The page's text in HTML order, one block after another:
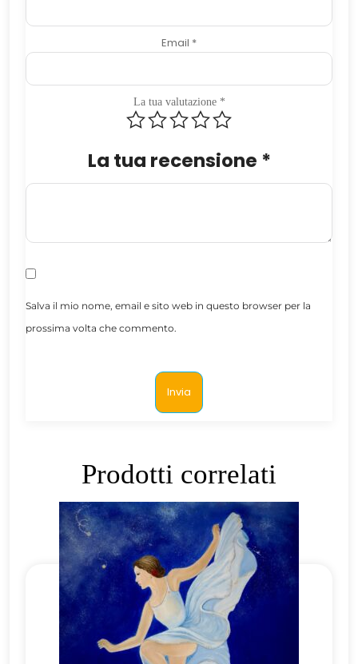
Email *
La tua valutazione *
La tua recensione *
Salva il mio nome, email e sito web in questo browser per la
prossima volta che commento.
Prodotti correlati